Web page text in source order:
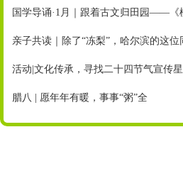
活动|文化传承，寻找二十四节气宣传星
腊八 | 愿年年有暖，事事“粥”全